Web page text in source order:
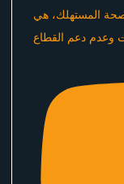
صحة المستهلك، هي
وعدم دعم القطاع